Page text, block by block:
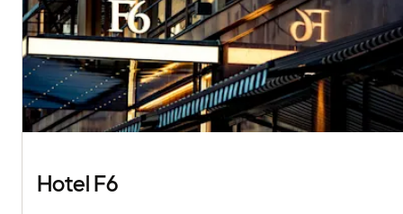
Hotel F6